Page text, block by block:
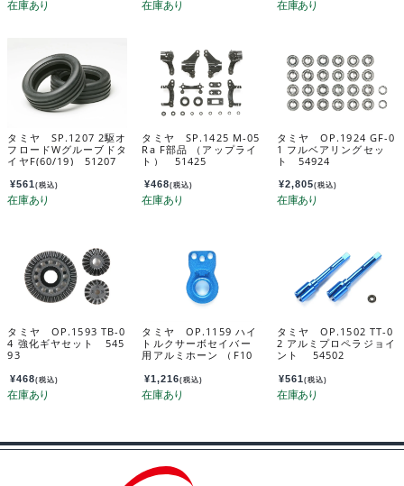
タミヤ SP.1207 2駆オ
フロードWグルーブドタ
イヤF(60/19) 51207
¥561(税込)
タミヤ SP.1425 M-05
Ra F部品 （アップライ
ト） 51425
¥468(税込)
タミヤ OP.1924 GF-0
1 フルベアリングセッ
ト 54924
¥2,805(税込)
タミヤ OP.1593 TB-0
4 強化ギヤセット 545
93
¥468(税込)
タミヤ OP.1159 ハイ
トルクサーボセイバー
用アルミホーン （F10
¥1,216(税込)
タミヤ OP.1502 TT-0
2 アルミプロペラジョイ
ント 54502
¥561(税込)